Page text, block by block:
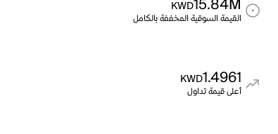
15.84M
KWD
القيمة السوقية المخففة بالكامل
1.4961
KWD
أعلى قيمة تداول